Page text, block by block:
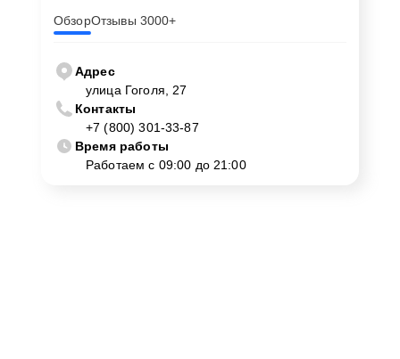
ОбзорОтзывы 3000+
Адрес
улица Гоголя, 27
Контакты
+7 (800) 301-33-87
Время работы
Работаем с 09:00 до 21:00